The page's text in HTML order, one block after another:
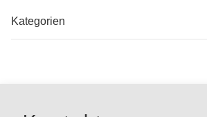
Kategorien